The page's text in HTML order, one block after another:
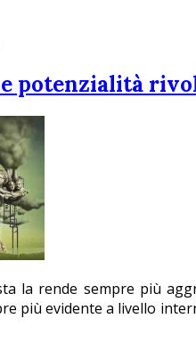
potenzialità
la rende sempre più
più evidente a livello